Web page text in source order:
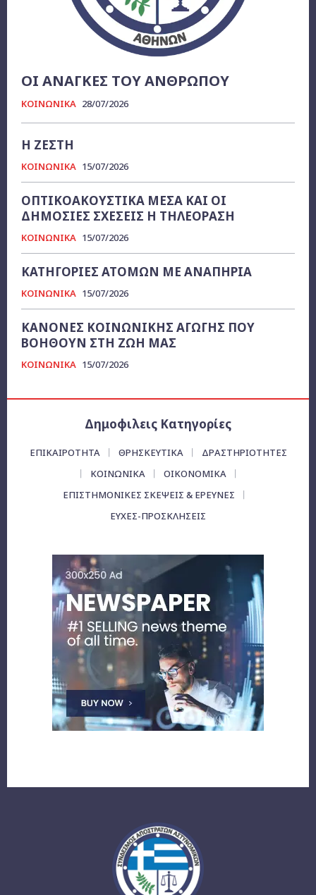
ΟΙ ΑΝΑΓΚΕΣ ΤΟΥ ΑΝΘΡΩΠΟΥ
ΚΟΙΝΩΝΙΚΑ 28/07/2026
Η ΖΕΣΤΗ
ΚΟΙΝΩΝΙΚΑ 15/07/2026
ΟΠΤΙΚΟΑΚΟΥΣΤΙΚΑ ΜΕΣΑ ΚΑΙ ΟΙ
ΔΗΜΟΣΙΕΣ ΣΧΕΣΕΙΣ Η ΤΗΛΕΟΡΑΣΗ
ΚΟΙΝΩΝΙΚΑ 15/07/2026
ΚΑΤΗΓΟΡΙΕΣ ΑΤΟΜΩΝ ΜΕ ΑΝΑΠΗΡΙΑ
ΚΟΙΝΩΝΙΚΑ 15/07/2026
ΚΑΝΟΝΕΣ ΚΟΙΝΩΝΙΚΗΣ ΑΓΩΓΗΣ ΠΟΥ
ΒΟΗΘΟΥΝ ΣΤΗ ΖΩΗ ΜΑΣ
ΚΟΙΝΩΝΙΚΑ 15/07/2026
Δημοφιλεις Κατηγορίες
ΕΠΙΚΑΙΡΌΤΗΤΑ ΘΡΗΣΚΕΥΤΙΚΑ
ΔΡΑΣΤΗΡΙΟΤΗΤΕΣ
ΚΟΙΝΩΝΙΚΑ
ΟΙΚΟΝΟΜΙΚΆ
ΕΠΙΣΤΗΜΟΝΙΚΕΣ ΣΚΕΨΕΙΣ & ΕΡΕΥΝΕΣ
ΕΥΧΈΣ-ΠΡΟΣΚΛΉΣΕΙΣ